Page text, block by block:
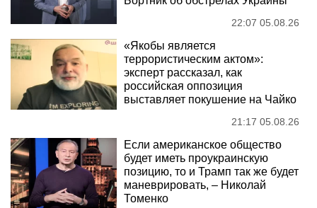
22:07 05.08.26
«Якобы является
террористическим актом»:
эксперт рассказал, как
российская оппозиция
выставляет покушение на Чайко
21:17 05.08.26
Если американское общество
будет иметь проукраинскую
позицию, то и Трамп так же будет
маневрировать, – Николай
Томенко